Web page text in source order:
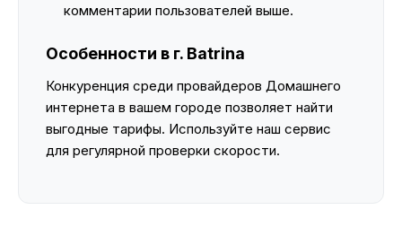
комментарии пользователей выше.
Особенности в г. Batrina
Конкуренция среди провайдеров Домашнего
интернета в вашем городе позволяет найти
выгодные тарифы. Используйте наш сервис
для регулярной проверки скорости.